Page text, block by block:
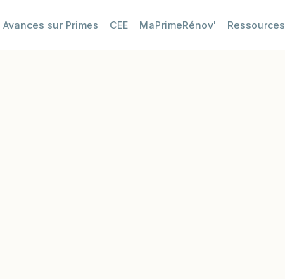
Avances sur Primes CEE MaPrimeRénov' Ressources